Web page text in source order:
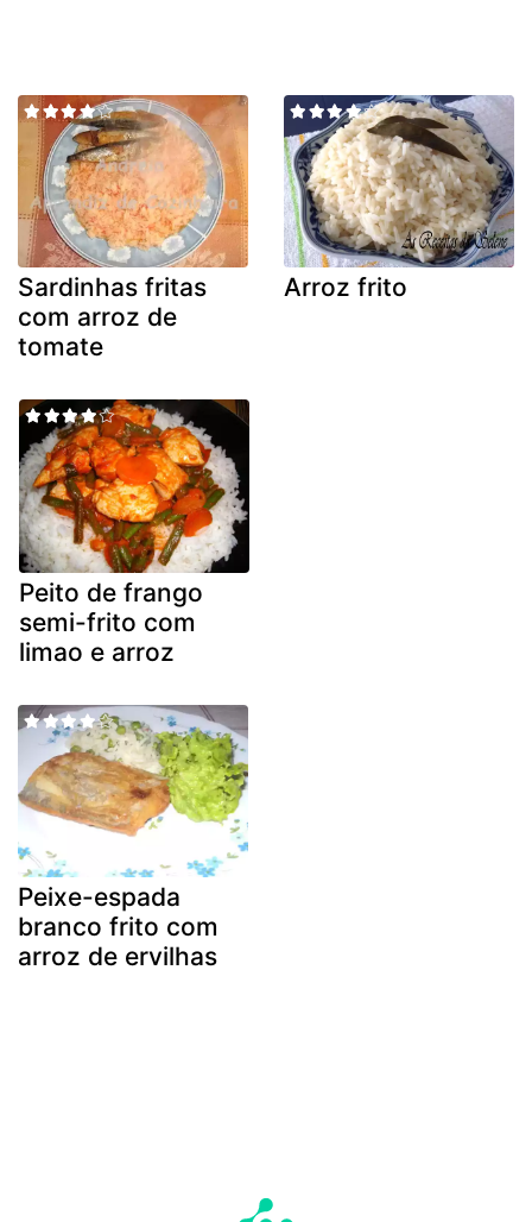
Sardinhas fritas
com arroz de
tomate
Arroz frito
Peito de frango
semi-frito com
limao e arroz
Peixe-espada
branco frito com
arroz de ervilhas